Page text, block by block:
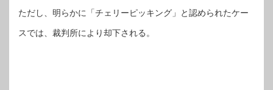
ただし、明らかに「チェリーピッキング」と認められたケー
スでは、裁判所により却下される。